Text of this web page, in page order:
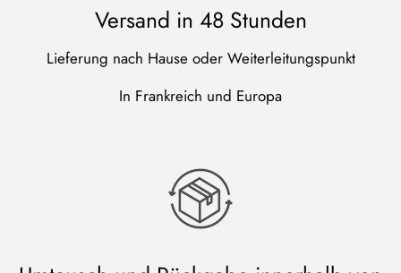
Versand in 48 Stunden
Lieferung nach Hause oder Weiterleitungspunkt
In Frankreich und Europa